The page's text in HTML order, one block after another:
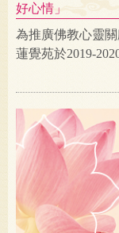
好心情」
為推廣佛教心靈
蓮覺苑於2019-